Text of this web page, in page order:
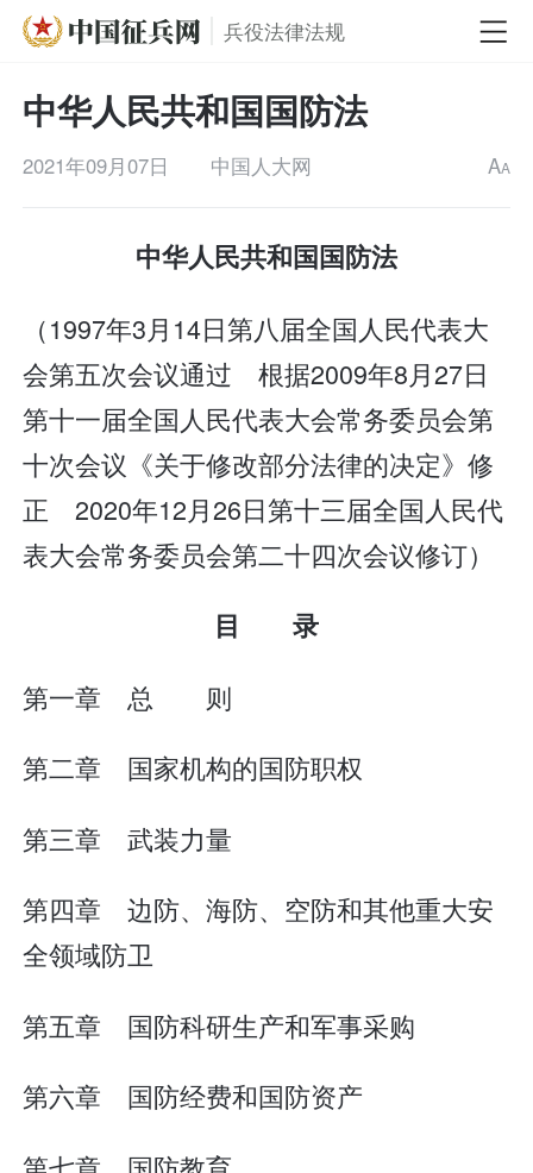
兵役法律法规
中华人民共和国国防法
2021年09月07日 中国人大网 AA
中华人民共和国国防法
（1997年3月14日第八届全国人民代表大
会第五次会议通过 根据2009年8月27日
第十一届全国人民代表大会常务委员会第
十次会议《关于修改部分法律的决定》修
正 2020年12月26日第十三届全国人民代
表大会常务委员会第二十四次会议修订）
目 录
第一章 总 则
第二章 国家机构的国防职权
第三章 武装力量
第四章 边防、海防、空防和其他重大安
全领域防卫
第五章 国防科研生产和军事采购
第六章 国防经费和国防资产